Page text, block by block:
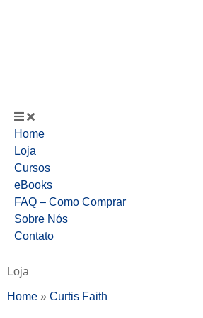
Home
Loja
Cursos
eBooks
FAQ – Como Comprar
Sobre Nós
Contato
Loja
Home » Curtis Faith